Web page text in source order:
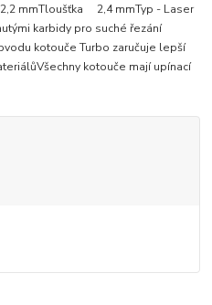
mmTloušťka 2,4 mmTyp - Laser
karbidy pro suché řezání
kotouče Turbo zaručuje lepší
kotouče mají upínací